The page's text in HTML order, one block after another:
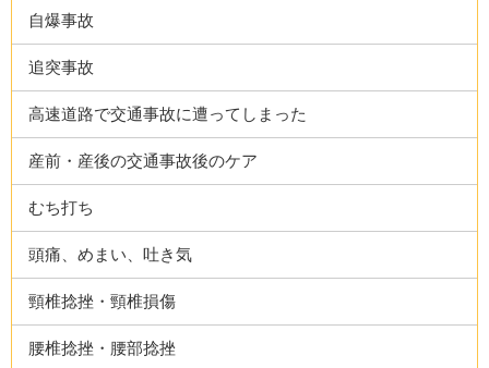
自爆事故
追突事故
高速道路で交通事故に遭ってしまった
産前・産後の交通事故後のケア
むち打ち
頭痛、めまい、吐き気
頸椎捻挫・頸椎損傷
腰椎捻挫・腰部捻挫